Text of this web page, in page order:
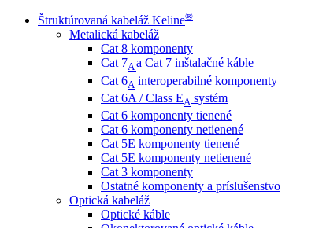
Štruktúrovaná kabeláž Keline®
Metalická kabeláž
Cat 8 komponenty
Cat 7Aa Cat 7 inštalačné káble
Cat 6A interoperabilné komponenty
Cat 6A / Class EA systém
Cat 6 komponenty tienené
Cat 6 komponenty netienené
Cat 5E komponenty tienené
Cat 5E komponenty netienené
Cat 3 komponenty
Ostatné komponenty a príslušenstvo
Optická kabeláž
Optické káble